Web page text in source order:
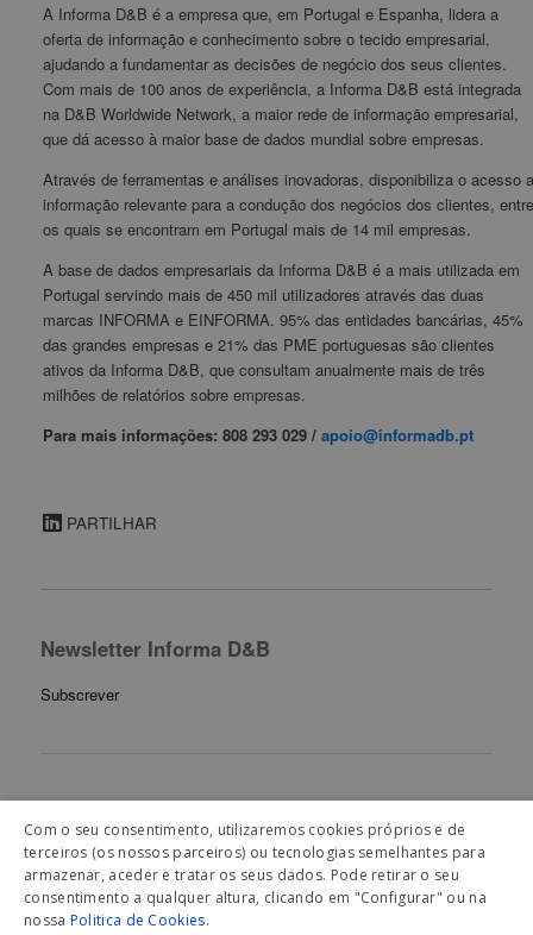
A Informa D&B é a empresa que, em Portugal e Espanha, lidera a
oferta de informação e conhecimento sobre o tecido empresarial,
ajudando a fundamentar as decisões de negócio dos seus clientes.
Com mais de 100 anos de experiência, a Informa D&B está integrada
na D&B Worldwide Network, a maior rede de informação empresarial,
que dá acesso à maior base de dados mundial sobre empresas.
Através de ferramentas e análises inovadoras, disponibiliza o acesso a
informação relevante para a condução dos negócios dos clientes, entre
os quais se encontram em Portugal mais de 14 mil empresas.
A base de dados empresariais da Informa D&B é a mais utilizada em
Portugal servindo mais de 450 mil utilizadores através das duas
marcas INFORMA e EINFORMA. 95% das entidades bancárias, 45%
das grandes empresas e 21% das PME portuguesas são clientes
ativos da Informa D&B, que consultam anualmente mais de três
milhões de relatórios sobre empresas.
Para mais informações: 808 293 029 / apoio@informadb.pt
PARTILHAR
Newsletter Informa D&B
Subscrever
Com o seu consentimento, utilizaremos cookies próprios e de
terceiros (os nossos parceiros) ou tecnologias semelhantes para
armazenar, aceder e tratar os seus dados. Pode retirar o seu
consentimento a qualquer altura, clicando em "Configurar" ou na
nossa Politica de Cookies.